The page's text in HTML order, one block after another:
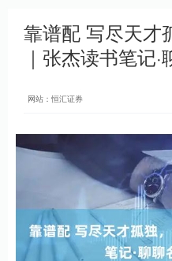
靠谱配 写尽天才
｜张杰读书笔记
网站：恒汇证券